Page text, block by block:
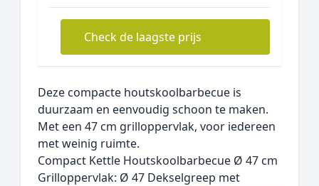
Check de laagste prijs
Deze compacte houtskoolbarbecue is
duurzaam en eenvoudig schoon te maken.
Met een 47 cm grilloppervlak, voor iedereen
met weinig ruimte.
Compact Kettle Houtskoolbarbecue Ø 47 cm
Grilloppervlak: Ø 47 Dekselgreep met